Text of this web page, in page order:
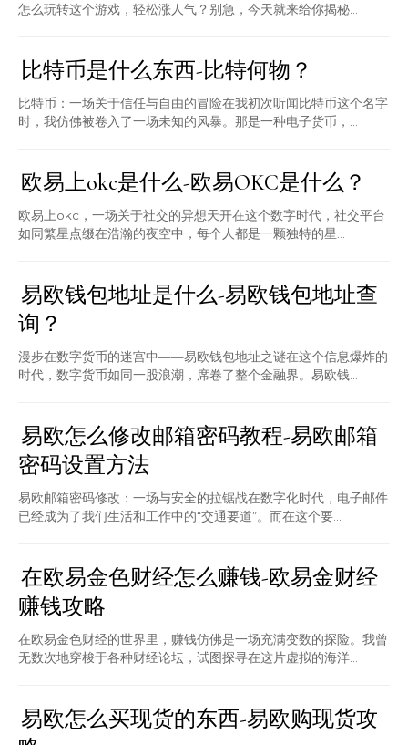
怎么玩转这个游戏，轻松涨人气？别急，今天就来给你揭秘...
比特币是什么东西-比特何物？
比特币：一场关于信任与自由的冒险在我初次听闻比特币这个名字
时，我仿佛被卷入了一场未知的风暴。那是一种电子货币，...
欧易上okc是什么-欧易OKC是什么？
欧易上okc，一场关于社交的异想天开在这个数字时代，社交平台
如同繁星点缀在浩瀚的夜空中，每个人都是一颗独特的星...
易欧钱包地址是什么-易欧钱包地址查
询？
漫步在数字货币的迷宫中——易欧钱包地址之谜在这个信息爆炸的
时代，数字货币如同一股浪潮，席卷了整个金融界。易欧钱...
易欧怎么修改邮箱密码教程-易欧邮箱
密码设置方法
易欧邮箱密码修改：一场与安全的拉锯战在数字化时代，电子邮件
已经成为了我们生活和工作中的“交通要道”。而在这个要...
在欧易金色财经怎么赚钱-欧易金财经
赚钱攻略
在欧易金色财经的世界里，赚钱仿佛是一场充满变数的探险。我曾
无数次地穿梭于各种财经论坛，试图探寻在这片虚拟的海洋...
易欧怎么买现货的东西-易欧购现货攻